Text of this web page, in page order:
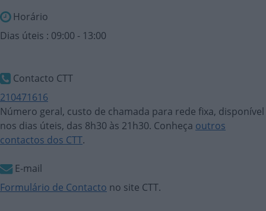
Horário
Dias úteis : 09:00 - 13:00
Contacto CTT
210471616
Número geral, custo de chamada para rede fixa, disponível
nos dias úteis, das 8h30 às 21h30. Conheça outros
contactos dos CTT.
E-mail
Formulário de Contacto no site CTT.